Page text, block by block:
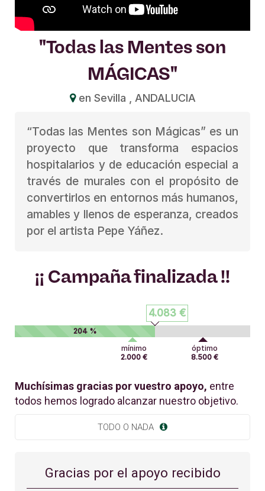
"Todas las Mentes son
MÁGICAS"
en Sevilla , ANDALUCIA
“Todas las Mentes son Mágicas” es un
proyecto que transforma espacios
hospitalarios y de educación especial a
través de murales con el propósito de
convertirlos en entornos más humanos,
amables y llenos de esperanza, creados
por el artista Pepe Yáñez.
¡¡ Campaña finalizada !!
4.083 €
204 %
mínimo
2.000 €
óptimo
8.500 €
Muchísimas gracias por vuestro apoyo, entre
todos hemos logrado alcanzar nuestro objetivo.
TODO O NADA
Gracias por el apoyo recibido